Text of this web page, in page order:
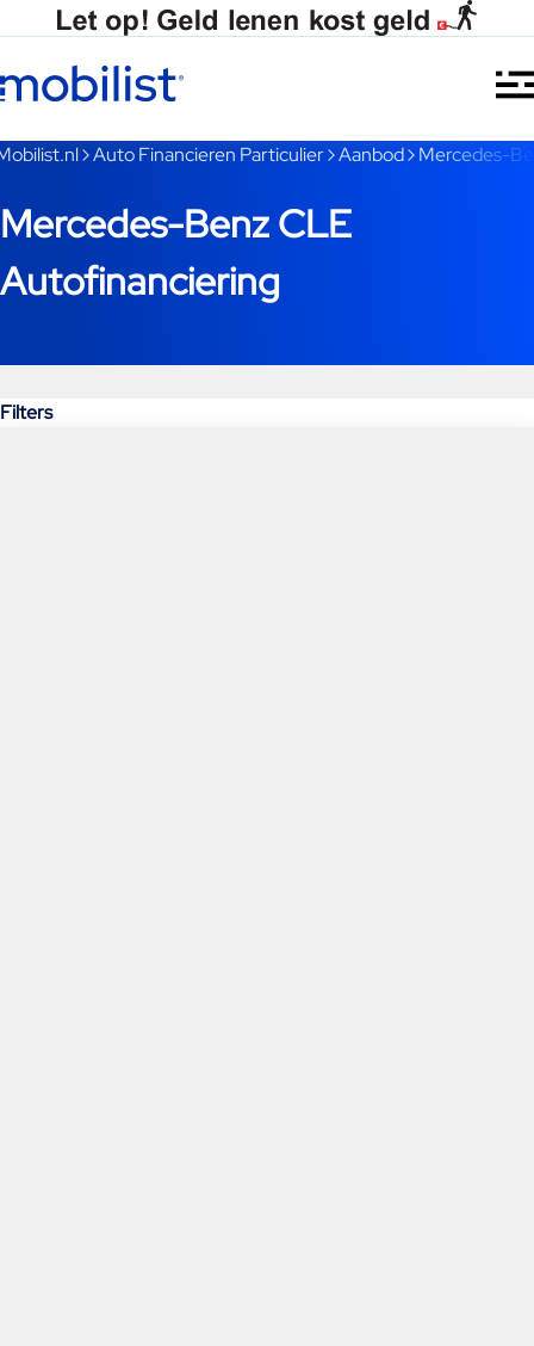
Ga naar hoofdinhoud
Je bent nu voorbij het hoofdmenu
Auto Financieren Particulier Aanbod Mercedes-
Mercedes-Benz CLE
Autofinanciering
Filters